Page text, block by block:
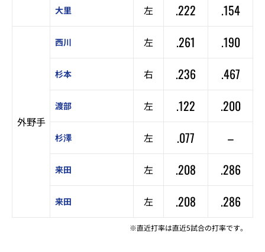
大里 左 .222 .154
外野手
西川 左 .261 .190
杉本 右 .236 .467
渡部 左 .122 .200
杉澤 左 .077 –
来田 左 .208 .286
来田 左 .208 .286
※直近打率は直近5試合の打率です。